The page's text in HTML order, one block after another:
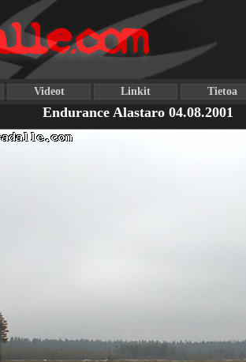
Videot Linkit Tietoa
Endurance Alastaro 04.08.2001